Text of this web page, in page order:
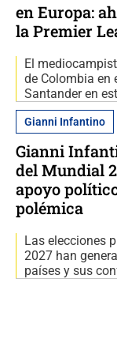
en Europa:
la Premier
El
de Colombia en
Santander en
Gianni Infantino
Gianni
del Mundial
apoyo
polémica
Las elecciones
2027 han
países y sus